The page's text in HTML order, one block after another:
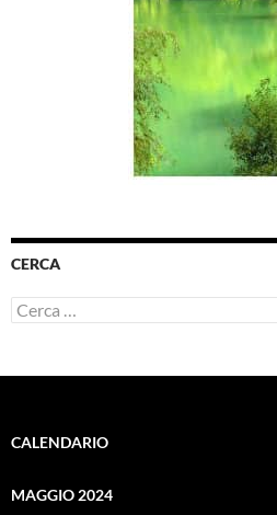
CERCA
Ricerca
per:
CALENDARIO
MAGGIO 2024